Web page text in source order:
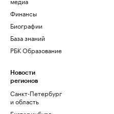
Финансы
Биографии
База знаний
РБК Образование
Новости
регионов
Санкт-Петербург
и область